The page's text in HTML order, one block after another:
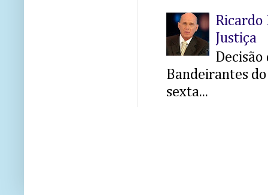
Ricardo
Justiça
Decisão
Bandeirantes
sexta...